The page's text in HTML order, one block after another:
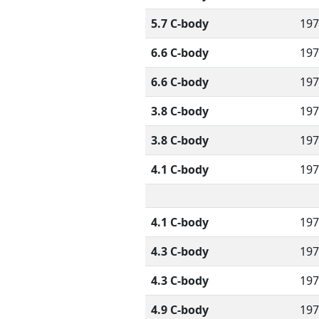
5.7 C-body
6.6 C-body
6.6 C-body
3.8 C-body
3.8 C-body
4.1 C-body
4.1 C-body
4.3 C-body
4.3 C-body
4.9 C-body